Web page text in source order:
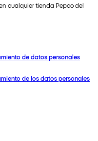
cualquier tienda Pepco del
de datos personales
de los datos personales